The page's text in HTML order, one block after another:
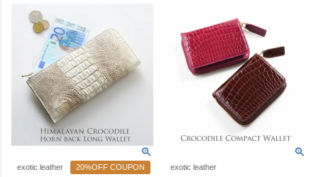
exotic leather 20%OFF COUPON exotic leather